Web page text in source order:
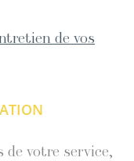
de vos
de votre service,